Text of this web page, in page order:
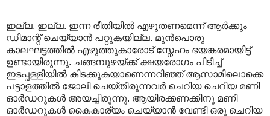
ഇല്ല, ഇല്ല. ഇന്ന രീതിയില്‍ എഴുതണമെന്ന് ആര്‍ക്കും
ഡിമാന്റ് ചെയ്യാന്‍ പറ്റുകയില്ല. മുന്‍പൊരു
കാലഘട്ടത്തില്‍ എഴുത്തുകാരോട് സ്നേഹം ഭയങ്കരമായിട്ട്
ഉണ്ടായിരുന്നു. ചങ്ങമ്പുഴയ്ക്ക് ക്ഷയരോഗം പിടിച്ച്
ഇടപ്പള്ളിയില്‍ കിടക്കുകയാണെന്നറിഞ്ഞ് ആസാമിലൊക്കെ
പട്ടാളത്തില്‍ ജോലി ചെയ്തിരുന്നവര്‍ ചെറിയ ചെറിയ മണി
ഓര്‍ഡറുകള്‍ അയച്ചിരുന്നു. ആയിരക്കണക്കിനു മണി
ഓര്‍ഡറുകള്‍ കൈകാര്യം ചെയ്യാന്‍ വേണ്ടി ഒരു ചെറിയ